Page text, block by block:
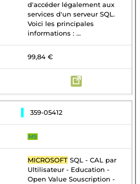
d'accéder légalement aux
services d'un serveur SQL.
Voici les principales
informations : ...
99,84 €
359-05412
MS
MICROSOFT SQL - CAL par
Ultilisateur - Education -
Open Value Souscription -